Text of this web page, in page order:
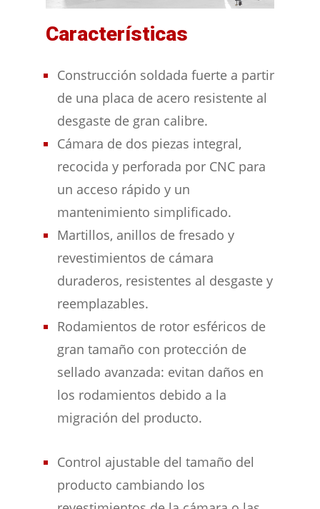
Características
Construcción soldada fuerte a partir
de una placa de acero resistente al
desgaste de gran calibre.
Cámara de dos piezas integral,
recocida y perforada por CNC para
un acceso rápido y un
mantenimiento simplificado.
Martillos, anillos de fresado y
revestimientos de cámara
duraderos, resistentes al desgaste y
reemplazables.
Rodamientos de rotor esféricos de
gran tamaño con protección de
sellado avanzada: evitan daños en
los rodamientos debido a la
migración del producto.
Control ajustable del tamaño del
producto cambiando los